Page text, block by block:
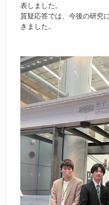
表しました。
質疑応答では、今後の研究
きました。